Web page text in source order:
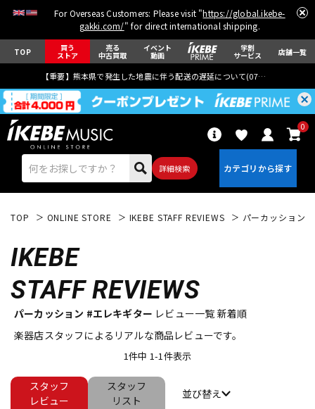
For Overseas Customers: Please visit "https://global.ikebe-
gakki.com/" for direct international shipping.
TOP 買う
ストア
売る
中古買取
イベント
動画
学割
サービス 店舗一覧
【重要】熊本県で発生した地震に伴う配送の遅延について(07月29日
詳細検索
0
エレキギター
ベース ウクレレ
ドラム パーカッション
TOP ONLINE STORE IKEBE STAFF REVIEWS パーカッション
IKEBE
STAFF REVIEWS
パーカッション #エレキギター レビュー一覧 新着順
楽器店スタッフによるリアルな商品レビューです。
1件中 1-1件表示
スタッフ
レビュー
スタッフ
リスト
並び替え